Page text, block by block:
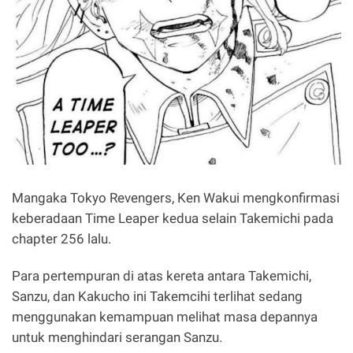
Mangaka Tokyo Revengers, Ken Wakui mengkonfirmasi
keberadaan Time Leaper kedua selain Takemichi pada
chapter 256 lalu.
Para pertempuran di atas kereta antara Takemichi,
Sanzu, dan Kakucho ini Takemcihi terlihat sedang
menggunakan kemampuan melihat masa depannya
untuk menghindari serangan Sanzu.